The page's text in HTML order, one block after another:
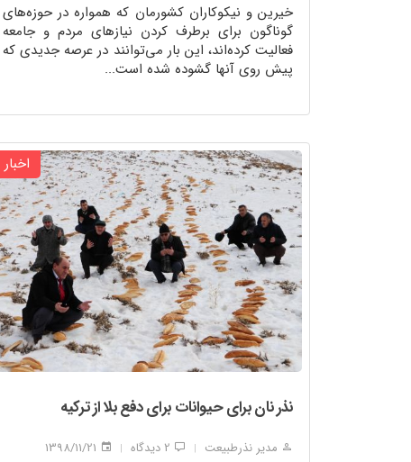
خیرین و نیکوکاران کشورمان که همواره در حوزه‌های
گوناگون برای برطرف کردن نیازهای مردم و جامعه
فعالیت کرده‌اند، این بار می‌توانند در عرصه جدیدی که
پیش روی آنها گشوده شده است...
اخبار
نذر نان برای حیوانات برای دفع بلا از ترکیه
مدیر نذرطبیعت |
|